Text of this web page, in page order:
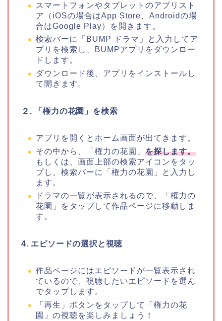
スマートフォンやタブレットのアプリスト
ア（iOSの場合はApp Store、Androidの場
合はGoogle Play）を開きます。
検索バーに「BUMP ドラマ」と入力してア
プリを検索し、BUMPアプリをダウンロー
ドします。
ダウンロード後、アプリをインストールし
て開きます。
２. 「権力の花園」を検索
アプリを開くとホーム画面が出てきます。
その中から、「権力の花園」 を探します。
もしくは、画面上部の検索アイコンをタッ
プし、検索バーに「権力の花園」と入力し
ます。
ドラマの一覧が表示されるので、「権力の
花園」をタップして作品ページに移動しま
す。
4. エピソードの選択と視聴
作品ページにはエピソードが一覧表示され
ているので、視聴したいエピソードを選ん
でタップします。
「再生」ボタンをタップして「権力の花
園」の視聴を楽しみましょう！